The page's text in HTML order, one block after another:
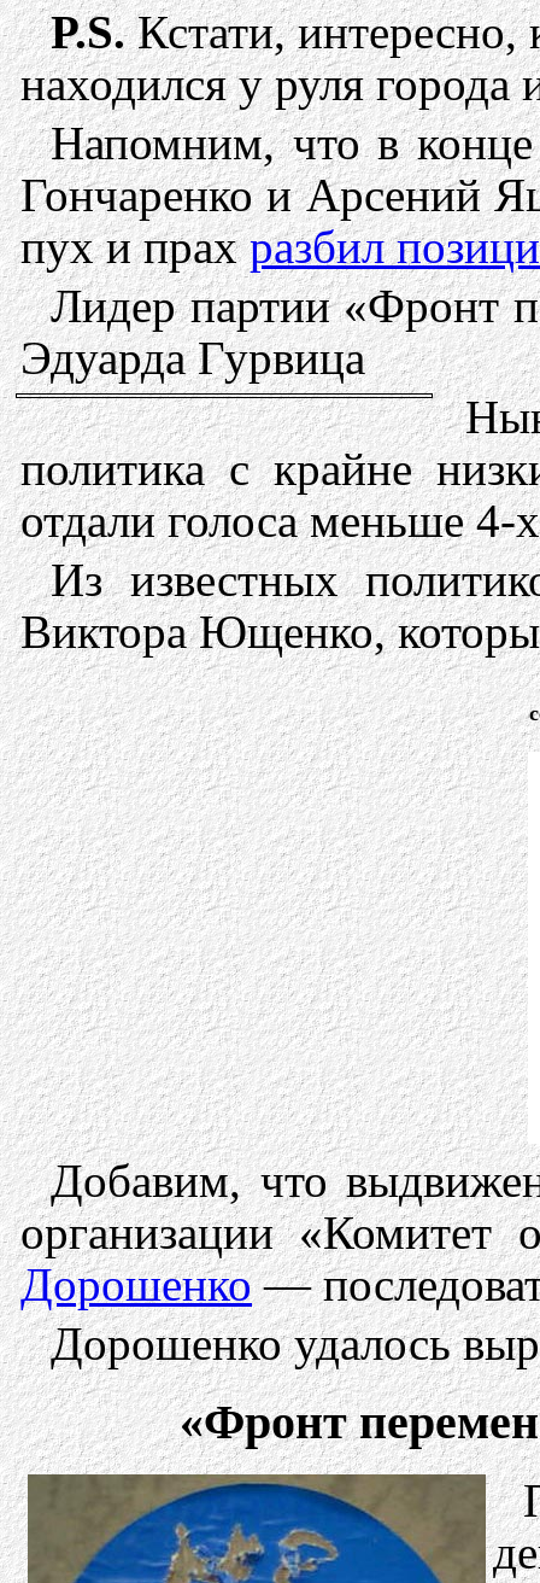
P.S.Кстати, интересно,
находился у руля города
Напомним, что в конце
Гончаренко и Арсений
пух и прахразбил
Лидер партии «Фронт
Эдуарда Гурвица
политика с крайне
отдали голоса меньше 4-
Из известных
Виктора Ющенко,
Добавим, что
организации
Дорошенко—
Дорошенко удалось
«Фронт